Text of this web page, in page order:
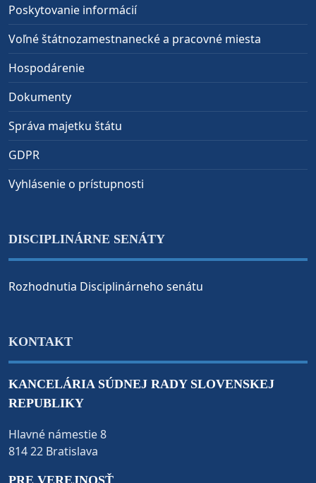
Poskytovanie informácií
Voľné štátnozamestnanecké a pracovné miesta
Hospodárenie
Dokumenty
Správa majetku štátu
GDPR
Vyhlásenie o prístupnosti
DISCIPLINÁRNE SENÁTY
Rozhodnutia Disciplinárneho senátu
KONTAKT
KANCELÁRIA SÚDNEJ RADY SLOVENSKEJ
REPUBLIKY
Hlavné námestie 8
814 22 Bratislava